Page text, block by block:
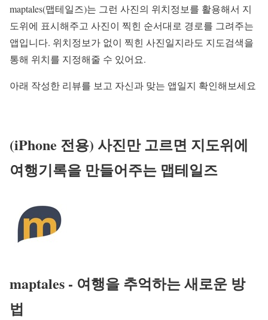
maptales(맵테일즈)는 그런 사진의 위치정보를 활용해서 지
도위에 표시해주고 사진이 찍힌 순서대로 경로를 그려주는
앱입니다. 위치정보가 없이 찍힌 사진일지라도 지도검색을
통해 위치를 지정해줄 수 있어요.
아래 작성한 리뷰를 보고 자신과 맞는 앱일지 확인해보세요
(iPhone 전용) 사진만 고르면 지도위에
여행기록을 만들어주는 맵테일즈
maptales - 여행을 추억하는 새로운 방
법